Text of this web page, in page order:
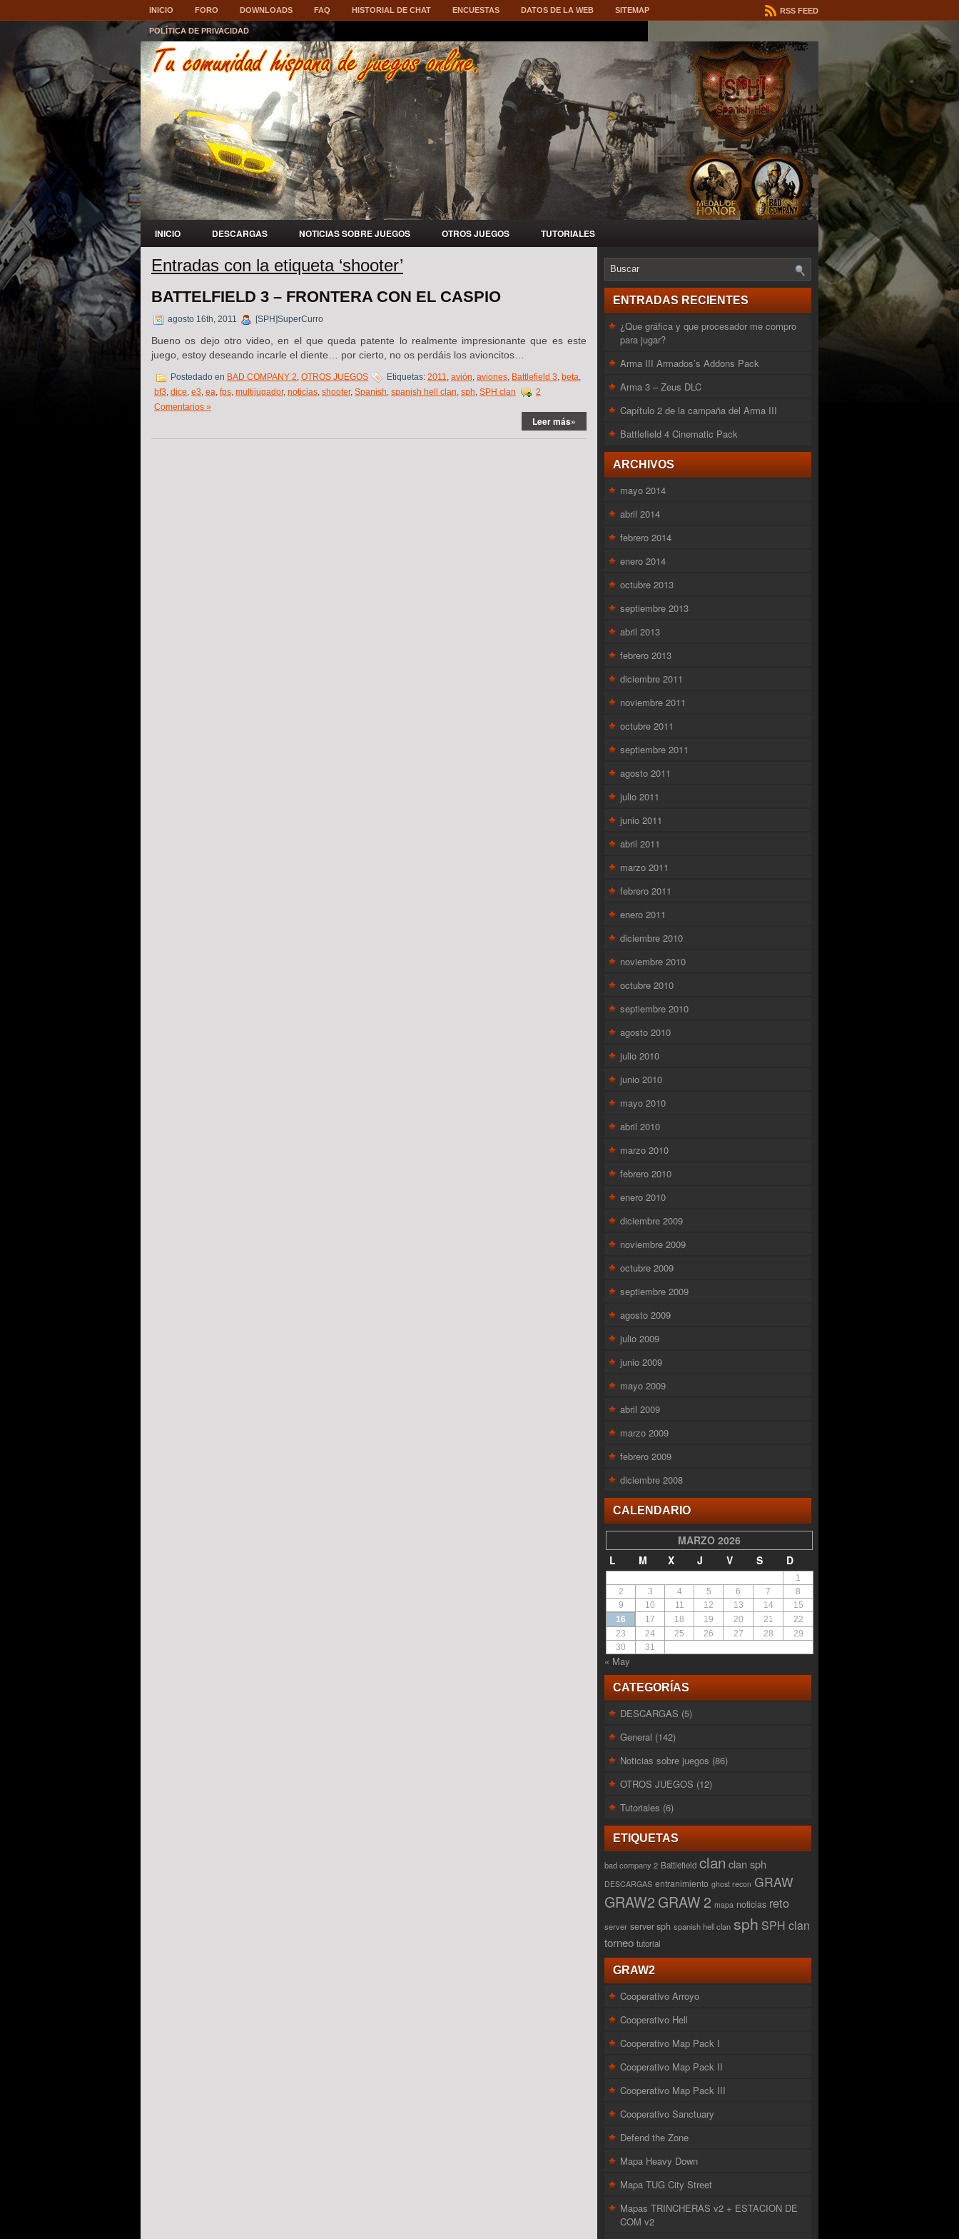
INICIO FORO DOWNLOADS FAQ HISTORIAL DE CHAT ENCUESTAS DATOS DE LA WEB SITEMAP
POLÍTICA DE PRIVACIDAD
RSS FEED
INICIO DESCARGAS NOTICIAS SOBRE JUEGOS OTROS JUEGOS TUTORIALES
Entradas con la etiqueta ‘shooter’
BATTELFIELD 3 – FRONTERA CON EL CASPIO
agosto 16th, 2011 [SPH]SuperCurro
Bueno os dejo otro video, en el que queda patente lo realmente impresionante que es este
juego, estoy deseando incarle el diente… por cierto, no os perdáis los avioncitos…
Postedado en BAD COMPANY 2, OTROS JUEGOS Etiquetas: 2011, avión, aviones, Battlefield 3, beta,
bf3, dice, e3, ea, fps, multijugador, noticias, shooter, Spanish, spanish hell clan, sph, SPH clan
2
Comentarios »
Leer más»
ENTRADAS RECIENTES
¿Que gráfica y que procesador me compro
para jugar?
Arma III Armados’s Addons Pack
Arma 3 – Zeus DLC
Capítulo 2 de la campaña del Arma III
Battlefield 4 Cinematic Pack
ARCHIVOS
mayo 2014
abril 2014
febrero 2014
enero 2014
octubre 2013
septiembre 2013
abril 2013
febrero 2013
diciembre 2011
noviembre 2011
octubre 2011
septiembre 2011
agosto 2011
julio 2011
junio 2011
abril 2011
marzo 2011
febrero 2011
enero 2011
diciembre 2010
noviembre 2010
octubre 2010
septiembre 2010
agosto 2010
julio 2010
junio 2010
mayo 2010
abril 2010
marzo 2010
febrero 2010
enero 2010
diciembre 2009
noviembre 2009
octubre 2009
septiembre 2009
agosto 2009
julio 2009
junio 2009
mayo 2009
abril 2009
marzo 2009
febrero 2009
diciembre 2008
CALENDARIO
MARZO 2026
L
M X J V S D
1
2
3 4 5 6 7
8
9
10 11 12 13 14
15
16
17 18 19 20 21
22
23
24 25 26 27 28
29
30
31
« May
CATEGORÍAS
DESCARGAS (5)
General (142)
Noticias sobre juegos (86)
OTROS JUEGOS (12)
Tutoriales (6)
ETIQUETAS
bad company 2 Battlefield clan clan sph
DESCARGAS entranimiento ghost recon GRAW
GRAW2 GRAW 2 mapa noticias reto
server server sph spanish hell clan sph SPH clan
torneo tutorial
GRAW2
Cooperativo Arroyo
Cooperativo Hell
Cooperativo Map Pack I
Cooperativo Map Pack II
Cooperativo Map Pack III
Cooperativo Sanctuary
Defend the Zone
Mapa Heavy Down
Mapa TUG City Street
Mapas TRINCHERAS v2 + ESTACION DE
COM v2